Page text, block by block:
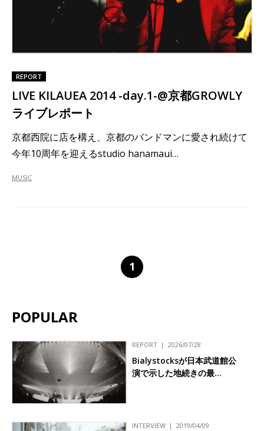
REPORT
LIVE KILAUEA 2014 -day.1-@京都GROWLY
ライブレポート
京都西院に店を構え、京都のバンドマンに愛され続けて
今年10周年を迎えるstudio hanamaui…
MUSIC
1
POPULAR
REPORT 2026/07/28
Bialystocksが日本武道館公
演で示した地続きの最…
INTERVIEW 2019/04/09